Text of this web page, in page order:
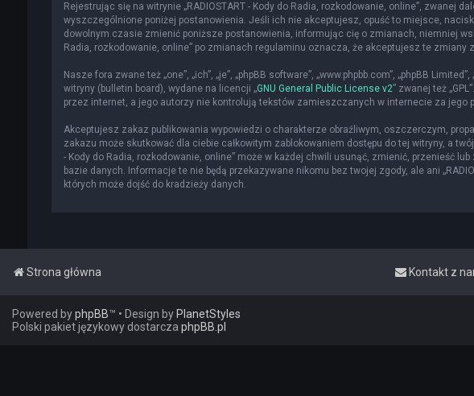
Rejestrując się na witrynie „RADIOSTART - Kody do Radia, rozkodowanie, online”, zwanej
wyszczególnione poniżej postanowienia. Jeśli ich nie akceptujesz, opuść to miejsce,
dowolnym czasie zmienić poniższe postanowienia, informując cię o zmianach, niemniej
Radia, rozkodowanie, online” po zmianach regulaminu oznacza, że akceptujesz te
Nasze fora zwane też „one”, „ich”, „je”, „phpBB software”, „www.phpbb.com”, „phpBB
witryny (bulletin board), wydane na licencji „GNU General Public License v2” zwanej też
przez internet, a jego autorzy nie kontrolują tekstów zamieszczanych w internecie za jego
Akceptujesz zakaz publikowania wypowiedzi o charakterze obraźliwym, oszczerczym,
zakazu może skutkować dla ciebie całkowitym zablokowaniem dostępu do tej witryny, a
- Kody do Radia, rozkodowanie, online” może w każdej chwili usunąć, zmienić, przenieść
bazie danych. Informacje te nie będą przekazywane nikomu bez twojej zgody, ale ani
których może dojść do kradzieży danych.
Strona główna Kontakt z
Powered byphpBB™ • Design by PlanetStyles
Polski pakiet językowy dostarcza phpBB.pl